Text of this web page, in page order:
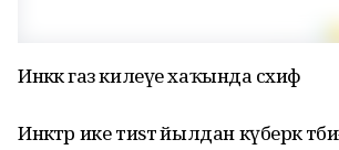
Инәккә газ килеүе хаҡында сәхифә
Инәктәр ике тиѕтә йылдан күберәк